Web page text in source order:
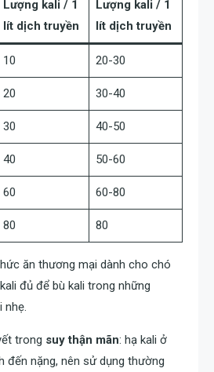
Lượng kali / 1
lít dịch truyền
Lượng kali / 1
lít dịch truyền
10 20-30
20 30-40
30 40-50
40 50-60
60 60-80
80 80
ăn thương mại dành cho chó
đủ để bù kali trong những
nhẹ.
trong suy thận mãn: hạ kali ở
đến nặng, nên sử dụng thường